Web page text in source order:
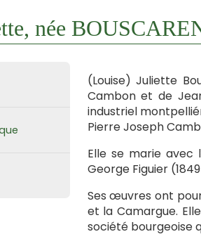
née
(Louise) Juliette
Cambon et de
industriel
Pierre Joseph
Elle se marie avec
George Figuier
Ses œuvres ont
et la Camargue.
société bourgeoise